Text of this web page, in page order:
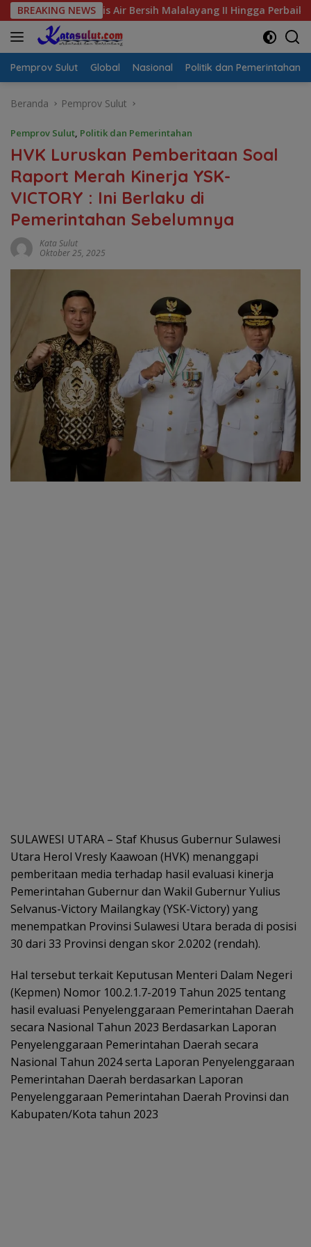
Langsung
ke
konten
BREAKING NEWS
Air Bersih Malalayang II Hingga Perbaikan Infrastruktur
Pemprov Sulut Global Nasional Politik dan Pemerintahan
Beranda Pemprov Sulut
Pemprov Sulut, Politik dan Pemerintahan
HVK Luruskan Pemberitaan Soal
Raport Merah Kinerja YSK-
VICTORY : Ini Berlaku di
Pemerintahan Sebelumnya
Kata Sulut
Oktober 25, 2025
SULAWESI UTARA – Staf Khusus Gubernur Sulawesi
Utara Herol Vresly Kaawoan (HVK) menanggapi
pemberitaan media terhadap hasil evaluasi kinerja
Pemerintahan Gubernur dan Wakil Gubernur Yulius
Selvanus-Victory Mailangkay (YSK-Victory) yang
menempatkan Provinsi Sulawesi Utara berada di posisi
30 dari 33 Provinsi dengan skor 2.0202 (rendah).
Hal tersebut terkait Keputusan Menteri Dalam Negeri
(Kepmen) Nomor 100.2.1.7-2019 Tahun 2025 tentang
hasil evaluasi Penyelenggaraan Pemerintahan Daerah
secara Nasional Tahun 2023 Berdasarkan Laporan
Penyelenggaraan Pemerintahan Daerah secara
Nasional Tahun 2024 serta Laporan Penyelenggaraan
Pemerintahan Daerah berdasarkan Laporan
Penyelenggaraan Pemerintahan Daerah Provinsi dan
Kabupaten/Kota tahun 2023